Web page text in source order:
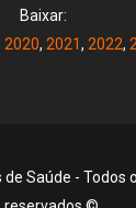
Baixar:
2020, 2021, 2022,
de Saúde - Todos